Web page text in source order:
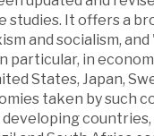
studies. It offers a
and socialism,
particular, in
States, Japan,
taken by such